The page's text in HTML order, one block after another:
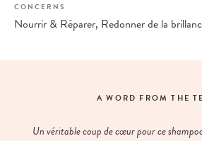
CONCERNS
Nourrir & Réparer, Redonner de la
A WORD FROM THE
Un véritable coup de cœur pour ce